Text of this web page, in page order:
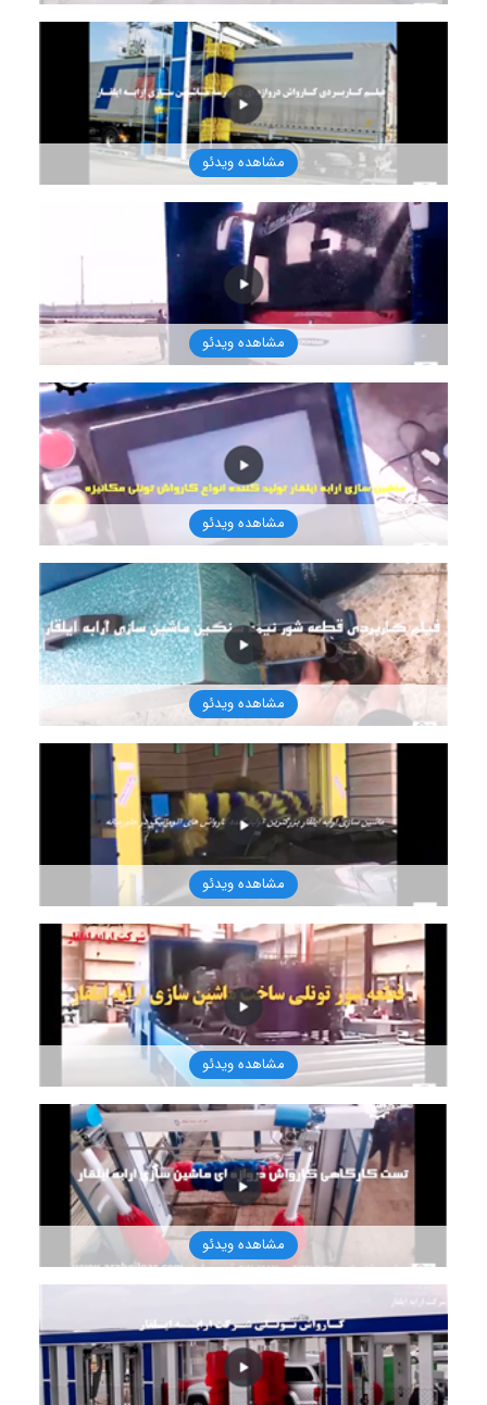
1401/9/12
مشاهده ویدئو
1401/9/12
مشاهده ویدئو
1401/9/12
مشاهده ویدئو
1401/9/12
مشاهده ویدئو
1401/8/16
مشاهده ویدئو
1401/8/16
مشاهده ویدئو
1401/8/16
مشاهده ویدئو
1401/8/16